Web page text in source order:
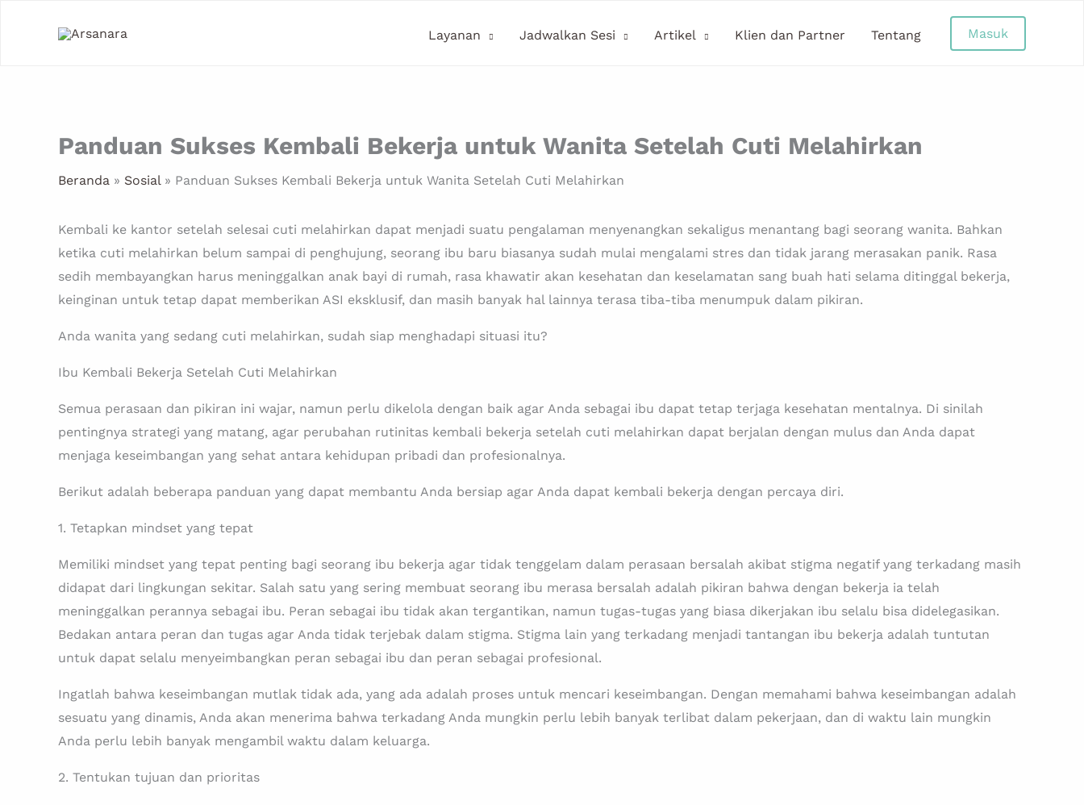
Layanan Jadwalkan Sesi Artikel Klien dan Partner Tentang Masuk
Panduan Sukses Kembali Bekerja untuk Wanita Setelah Cuti Melahirkan
Beranda Sosial Panduan Sukses Kembali Bekerja untuk Wanita Setelah Cuti Melahirkan
Kembali ke kantor setelah selesai cuti melahirkan dapat menjadi suatu pengalaman menyenangkan sekaligus menantang bagi seorang wanita. Bahkan
ketika cuti melahirkan belum sampai di penghujung, seorang ibu baru biasanya sudah mulai mengalami stres dan tidak jarang merasakan panik. Rasa
sedih membayangkan harus meninggalkan anak bayi di rumah, rasa khawatir akan kesehatan dan keselamatan sang buah hati selama ditinggal bekerja,
keinginan untuk tetap dapat memberikan ASI eksklusif, dan masih banyak hal lainnya terasa tiba-tiba menumpuk dalam pikiran.
Anda wanita yang sedang cuti melahirkan, sudah siap menghadapi situasi itu?
Ibu Kembali Bekerja Setelah Cuti Melahirkan
Semua perasaan dan pikiran ini wajar, namun perlu dikelola dengan baik agar Anda sebagai ibu dapat tetap terjaga kesehatan mentalnya. Di sinilah
pentingnya strategi yang matang, agar perubahan rutinitas kembali bekerja setelah cuti melahirkan dapat berjalan dengan mulus dan Anda dapat
menjaga keseimbangan yang sehat antara kehidupan pribadi dan profesionalnya.
Berikut adalah beberapa panduan yang dapat membantu Anda bersiap agar Anda dapat kembali bekerja dengan percaya diri.
1. Tetapkan mindset yang tepat
Memiliki mindset yang tepat penting bagi seorang ibu bekerja agar tidak tenggelam dalam perasaan bersalah akibat stigma negatif yang terkadang masih
didapat dari lingkungan sekitar. Salah satu yang sering membuat seorang ibu merasa bersalah adalah pikiran bahwa dengan bekerja ia telah
meninggalkan perannya sebagai ibu. Peran sebagai ibu tidak akan tergantikan, namun tugas-tugas yang biasa dikerjakan ibu selalu bisa didelegasikan.
Bedakan antara peran dan tugas agar Anda tidak terjebak dalam stigma. Stigma lain yang terkadang menjadi tantangan ibu bekerja adalah tuntutan
untuk dapat selalu menyeimbangkan peran sebagai ibu dan peran sebagai profesional.
Ingatlah bahwa keseimbangan mutlak tidak ada, yang ada adalah proses untuk mencari keseimbangan. Dengan memahami bahwa keseimbangan adalah
sesuatu yang dinamis, Anda akan menerima bahwa terkadang Anda mungkin perlu lebih banyak terlibat dalam pekerjaan, dan di waktu lain mungkin
Anda perlu lebih banyak mengambil waktu dalam keluarga.
2. Tentukan tujuan dan prioritas